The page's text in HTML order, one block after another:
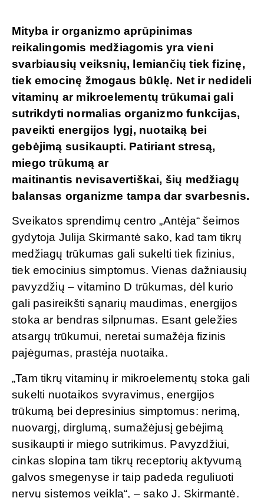
Mityba ir organizmo aprūpinimas
reikalingomis medžiagomis yra vieni
svarbiausių veiksnių, lemiančių tiek fizinę,
tiek emocinę žmogaus būklę. Net ir nedideli
vitaminų ar mikroelementų trūkumai gali
sutrikdyti normalias organizmo funkcijas,
paveikti energijos lygį, nuotaiką bei
gebėjimą susikaupti. Patiriant stresą,
miego trūkumą ar
maitinantis nevisavertiškai, šių medžiagų
balansas organizme tampa dar svarbesnis.
Sveikatos sprendimų centro „Antėja“ šeimos
gydytoja Julija Skirmantė sako, kad tam tikrų
medžiagų trūkumas gali sukelti tiek fizinius,
tiek emocinius simptomus. Vienas dažniausių
pavyzdžių – vitamino D trūkumas, dėl kurio
gali pasireikšti sąnarių maudimas, energijos
stoka ar bendras silpnumas. Esant geležies
atsargų trūkumui, neretai sumažėja fizinis
pajėgumas, prastėja nuotaika.
„Tam tikrų vitaminų ir mikroelementų stoka gali
sukelti nuotaikos svyravimus, energijos
trūkumą bei depresinius simptomus: nerimą,
nuovargį, dirglumą, sumažėjusį gebėjimą
susikaupti ir miego sutrikimus. Pavyzdžiui,
cinkas slopina tam tikrų receptorių aktyvumą
galvos smegenyse ir taip padeda reguliuoti
nervų sistemos veiklą“, – sako J. Skirmantė.